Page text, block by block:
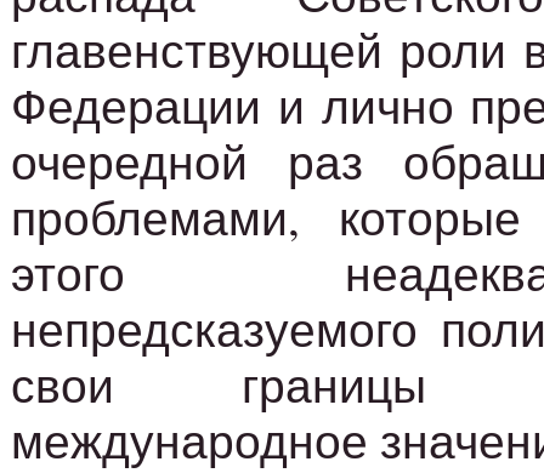
главенствующей роли
Федерации и лично
очередной раз
проблемами,
этого
непредсказуемого
свои границы
международное